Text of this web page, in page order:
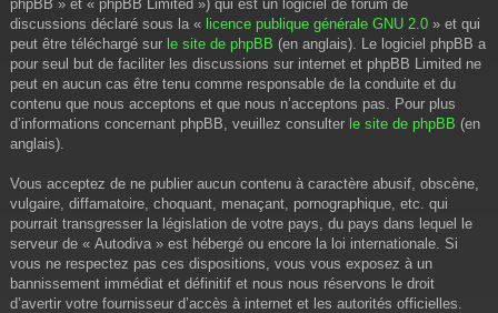
phpBB » et « phpBB Limited ») qui est un logiciel de forum de
discussions déclaré sous la « licence publique générale GNU 2.0 » et qui
peut être téléchargé sur le site de phpBB (en anglais). Le logiciel phpBB a
pour seul but de faciliter les discussions sur internet et phpBB Limited ne
peut en aucun cas être tenu comme responsable de la conduite et du
contenu que nous acceptons et que nous n’acceptons pas. Pour plus
d’informations concernant phpBB, veuillez consulter le site de phpBB (en
anglais).
Vous acceptez de ne publier aucun contenu à caractère abusif, obscène,
vulgaire, diffamatoire, choquant, menaçant, pornographique, etc. qui
pourrait transgresser la législation de votre pays, du pays dans lequel le
serveur de « Autodiva » est hébergé ou encore la loi internationale. Si
vous ne respectez pas ces dispositions, vous vous exposez à un
bannissement immédiat et définitif et nous nous réservons le droit
d’avertir votre fournisseur d’accès à internet et les autorités officielles.